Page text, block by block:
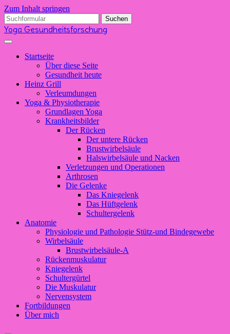
Zum Inhalt springen
Suchen
nach:
Yoga Gesundheitsforschung
Startseite
Über diese Seite
Gesundheit heute
Heinz Grill
Verleumdungen
Yoga & Physiotherapie
Grundlagen Yoga
Krankheitsbilder
Der Rücken
Der untere Rücken
Brustwirbelsäule
Halswirbelsäule und Nacken
Verletzungen und Operationen
Arthrosen
Die Gelenke
Das Kniegelenk
Das Hüftgelenk
Schultergelenk
Anatomie
Physiologie und Pathologie Stütz-und Bindegewebe
Wirbelsäule
Brustwirbelsäule-A
Rückenmuskulatur
Kniegelenk
Schultergürtel
Die Muskulatur
Nervensystem
Fortbildungen
Über mich